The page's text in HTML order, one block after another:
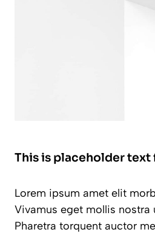
This is placeholder text
Lorem ipsum amet elit
Vivamus eget mollis nostra
Pharetra torquent auctor